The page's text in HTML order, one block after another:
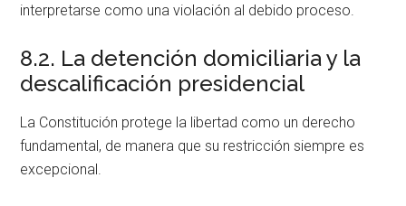
interpretarse como una violación al debido proceso.
8.2. La detención domiciliaria y la
descalificación presidencial
La Constitución protege la libertad como un derecho
fundamental, de manera que su restricción siempre es
excepcional.